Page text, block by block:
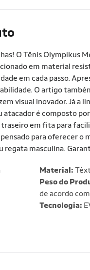
O Tênis Olympikus
em material
em cada passo.
O artigo
visual inovador. Já a
atacador é composto
em fita para
para oferecer
masculina.
Material:
Peso do
de acordo
Tecnologia: